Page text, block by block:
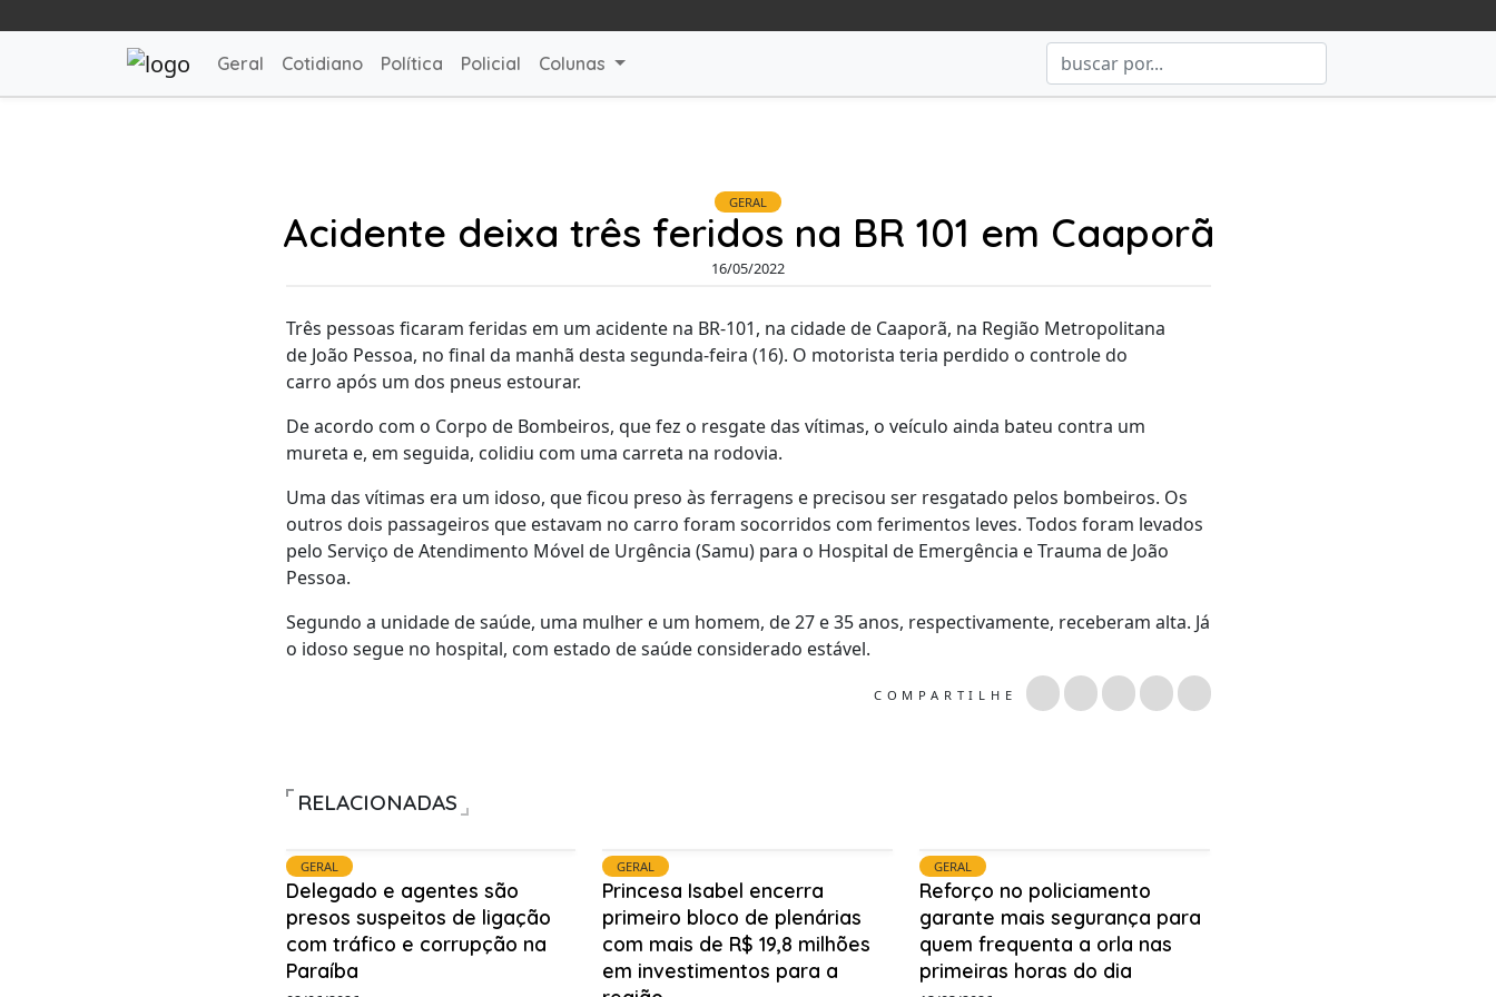
Geral Cotidiano Política Policial Colunas
GERAL
Acidente deixa três feridos na BR 101 em Caaporã
16/05/2022
Três pessoas ficaram feridas em um acidente na BR-101, na cidade de Caaporã, na Região Metropolitana
de João Pessoa, no final da manhã desta segunda-feira (16). O motorista teria perdido o controle do
carro após um dos pneus estourar.
De acordo com o Corpo de Bombeiros, que fez o resgate das vítimas, o veículo ainda bateu contra um
mureta e, em seguida, colidiu com uma carreta na rodovia.
Uma das vítimas era um idoso, que ficou preso às ferragens e precisou ser resgatado pelos bombeiros. Os
outros dois passageiros que estavam no carro foram socorridos com ferimentos leves. Todos foram levados
pelo Serviço de Atendimento Móvel de Urgência (Samu) para o Hospital de Emergência e Trauma de João
Pessoa.
Segundo a unidade de saúde, uma mulher e um homem, de 27 e 35 anos, respectivamente, receberam alta. Já
o idoso segue no hospital, com estado de saúde considerado estável.
COMPARTILHE
RELACIONADAS
GERAL
Delegado e agentes são
presos suspeitos de ligação
com tráfico e corrupção na
Paraíba
GERAL
Princesa Isabel encerra
primeiro bloco de plenárias
com mais de R$ 19,8 milhões
em investimentos para a
GERAL
Reforço no policiamento
garante mais segurança para
quem frequenta a orla nas
primeiras horas do dia